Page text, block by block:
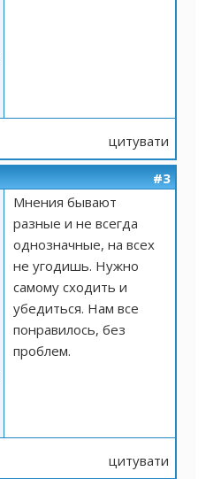
цитувати
#3
Мнения бывают
разные и не всегда
однозначные, на всех
не угодишь. Нужно
самому сходить и
убедиться. Нам все
понравилось, без
проблем.
цитувати